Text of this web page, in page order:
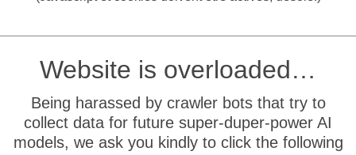
Website is overloaded…
Being harassed by crawler bots that try to
collect data for future super-duper-power AI
models, we ask you kindly to click the following